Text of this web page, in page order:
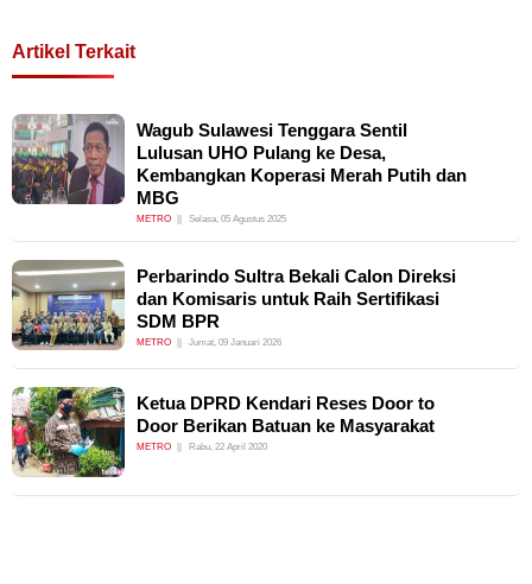
Artikel Terkait
Wagub Sulawesi Tenggara Sentil
Lulusan UHO Pulang ke Desa,
Kembangkan Koperasi Merah Putih dan
MBG
METRO Selasa, 05 Agustus 2025
Perbarindo Sultra Bekali Calon Direksi
dan Komisaris untuk Raih Sertifikasi
SDM BPR
METRO Jumat, 09 Januari 2026
Ketua DPRD Kendari Reses Door to
Door Berikan Batuan ke Masyarakat
METRO Rabu, 22 April 2020